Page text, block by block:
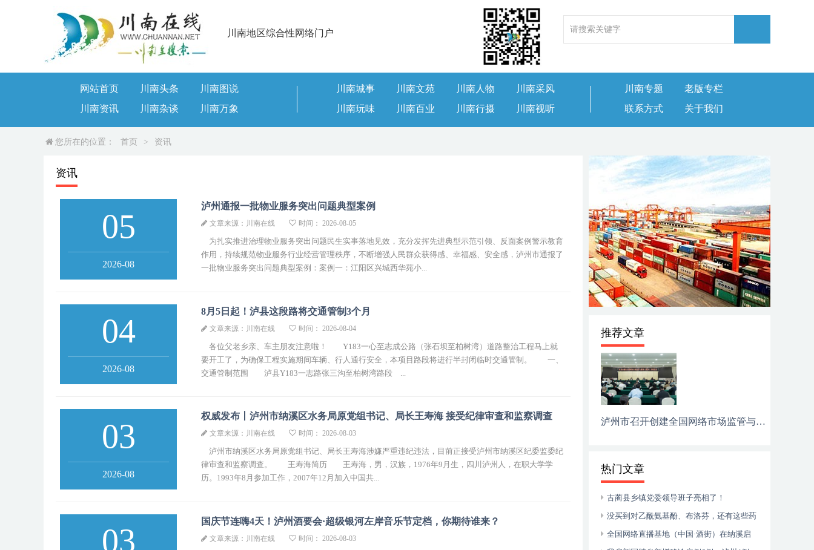
川南地区综合性网络门户
网站首页 川南头条
川南图说
川南资讯
川南杂谈 川南万象
川南城事 川南文苑 川南人物
川南采风
川南玩味
川南百业 川南行摄 川南视听
川南专题
老版专栏
联系方式
关于我们
您所在的位置： 首页 > 资讯
资讯
05
2026-08
泸州通报一批物业服务突出问题典型案例
文章来源：川南在线 时间： 2026-08-05
为扎实推进治理物业服务突出问题民生实事落地见效，充分发挥先进典型示范引领、反面案例警示教育
作用，持续规范物业服务行业经营管理秩序，不断增强人民群众获得感、幸福感、安全感，泸州市通报了
一批物业服务突出问题典型案例：案例一：江阳区兴城西华苑小...
04
2026-08
8月5日起！泸县这段路将交通管制3个月
文章来源：川南在线 时间： 2026-08-04
各位父老乡亲、车主朋友注意啦！ Y183一心至志成公路（张石坝至柏树湾）道路整治工程马上就
要开工了，为确保工程实施期间车辆、行人通行安全，本项目路段将进行半封闭临时交通管制。 一、
交通管制范围 泸县Y183一志路张三沟至柏树湾路段 ...
03
2026-08
权威发布丨泸州市纳溪区水务局原党组书记、局长王寿海 接受纪律审查和监察调查
文章来源：川南在线 时间： 2026-08-03
泸州市纳溪区水务局原党组书记、局长王寿海涉嫌严重违纪违法，目前正接受泸州市纳溪区纪委监委纪
律审查和监察调查。 王寿海简历 王寿海，男，汉族，1976年9月生，四川泸州人，在职大学学
历。1993年8月参加工作，2007年12月加入中国共...
03
国庆节连嗨4天！泸州酒要会·超级银河左岸音乐节定档，你期待谁来？
文章来源：川南在线 时间： 2026-08-03
推荐文章
泸州市召开创建全国网络市场监管与服务示范区工作推进会
热门文章
古蔺县乡镇党委领导班子亮相了！
没买到对乙酰氨基酚、布洛芬，还有这些药
可以临时替代
全国网络直播基地（中国·酒街）在纳溪启